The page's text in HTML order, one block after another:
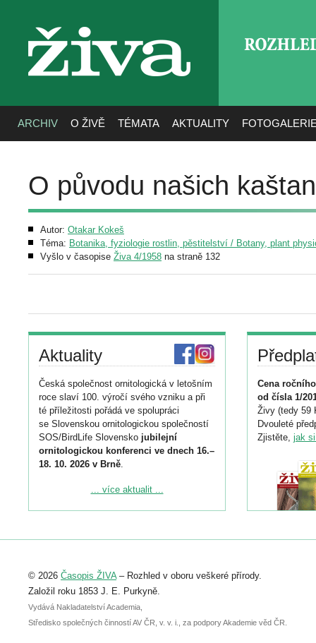
živa
ARCHIV O ŽIVĚ TÉMATA AKTUALITY
O původu našich
Autor: Otakar Kokeš
Téma: Botanika, fyziologie rostlin, pěstitelství / Botany, plant
Vyšlo v časopise Živa 4/1958 na straně 132
Aktuality
Česká společnost ornitologická v letošním
roce slaví 100. výročí svého vzniku a při
té příležitosti pořádá ve spolupráci
se Slovenskou ornitologickou společností
SOS/BirdLife Slovensko jubilejní
ornitologickou konferenci ve dnech 16.–
18. 10. 2026 v Brně.
Podrobnější informace ke konferenci
Registrovat se můžete do 6. září.
abstraktu přihlášené přednášky nebo
posteru je už 30. června.
... více aktualit ...
Cena
od čísla 1/
Živy (tedy 59
Dvouleté
Zjistěte, jak
© 2026 Časopis ŽIVA– Rozhled v oboru veškeré přírody.
Založil roku 1853 J. E. Purkyně.
Vydává Nakladatelství Academia,
Středisko společných činností AV ČR, v. v. i., za podpory Akademie věd ČR.